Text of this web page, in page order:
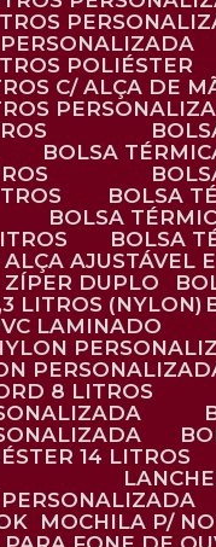
PERSONALIZADA
POLIÉSTER
C/ ALÇA DE
BOLSA
BOLSA
BOLSA
BOLSA
ALÇA AJUSTÁVEL
ZÍPER DUPLO
LITROS (NYLON)
LAMINADO
8 LITROS
14 LITROS
PERSONALIZADA
MOCHILA P/